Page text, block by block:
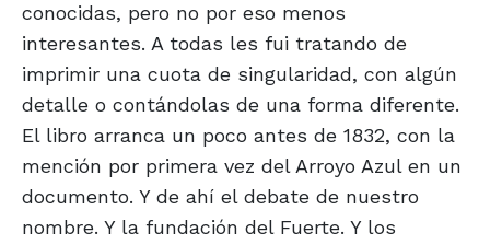
conocidas, pero no por eso menos
interesantes. A todas les fui tratando de
imprimir una cuota de singularidad, con algún
detalle o contándolas de una forma diferente.
El libro arranca un poco antes de 1832, con la
mención por primera vez del Arroyo Azul en un
documento. Y de ahí el debate de nuestro
nombre. Y la fundación del Fuerte. Y los